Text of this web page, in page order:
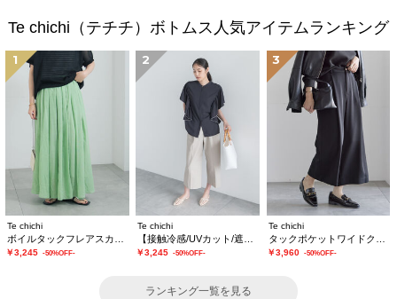
Te chichi（テチチ）ボトムス人気アイテムランキング
1
Te chichi
￥3,245 -50%OFF-
2
Te chichi
￥3,245 -50%OFF-
3
Te chichi
￥3,960 -50%OFF-
ランキング一覧を見る